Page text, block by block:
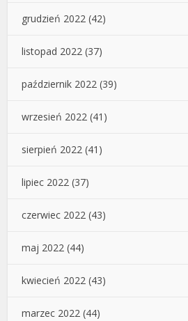
grudzień 2022 (42)
listopad 2022 (37)
październik 2022 (39)
wrzesień 2022 (41)
sierpień 2022 (41)
lipiec 2022 (37)
czerwiec 2022 (43)
maj 2022 (44)
kwiecień 2022 (43)
marzec 2022 (44)